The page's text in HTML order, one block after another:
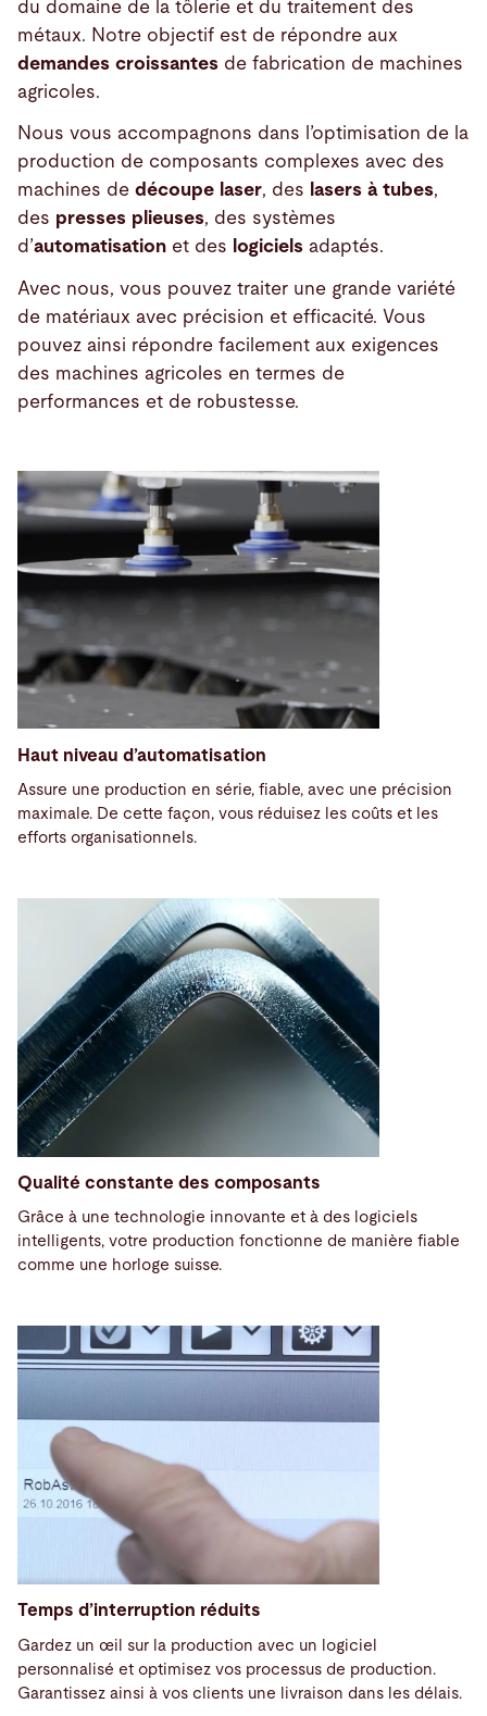
du domaine de la tôlerie et du traitement des
métaux. Notre objectif est de répondre aux
demandes croissantes de fabrication de machines
agricoles.
Nous vous accompagnons dans l’optimisation de la
production de composants complexes avec des
machines de découpe laser, des lasers à tubes,
des presses plieuses, des systèmes
d’automatisation et des logiciels adaptés.
Avec nous, vous pouvez traiter une grande variété
de matériaux avec précision et efficacité. Vous
pouvez ainsi répondre facilement aux exigences
des machines agricoles en termes de
performances et de robustesse.
Haut niveau d’automatisation
Assure une production en série, fiable, avec une précision
maximale. De cette façon, vous réduisez les coûts et les
efforts organisationnels.
Qualité constante des composants
Grâce à une technologie innovante et à des logiciels
intelligents, votre production fonctionne de manière fiable
comme une horloge suisse.
Temps d’interruption réduits
Gardez un œil sur la production avec un logiciel
personnalisé et optimisez vos processus de production.
Garantissez ainsi à vos clients une livraison dans les délais.